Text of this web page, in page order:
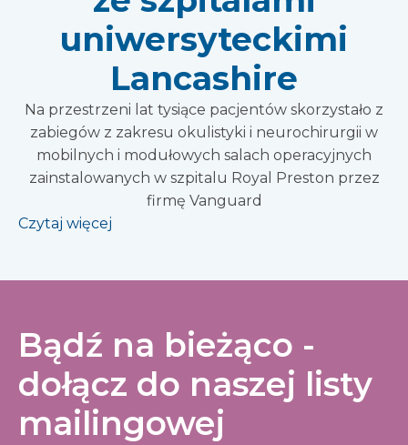
uniwersyteckimi
Lancashire
Na przestrzeni lat tysiące pacjentów skorzystało z
zabiegów z zakresu okulistyki i neurochirurgii w
mobilnych i modułowych salach operacyjnych
zainstalowanych w szpitalu Royal Preston przez
firmę Vanguard
Czytaj więcej
Bądź na bieżąco -
dołącz do naszej listy
mailingowej